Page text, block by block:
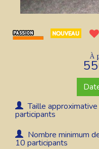
À
Taille
participants
Nombre minimum
10 participants